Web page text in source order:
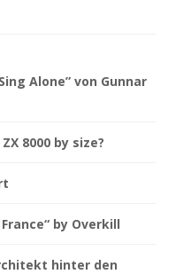
Alone” von Gunnar
8000 by size?
by Overkill
hinter den